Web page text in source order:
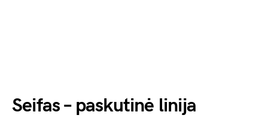
Seifas – paskutinė linija